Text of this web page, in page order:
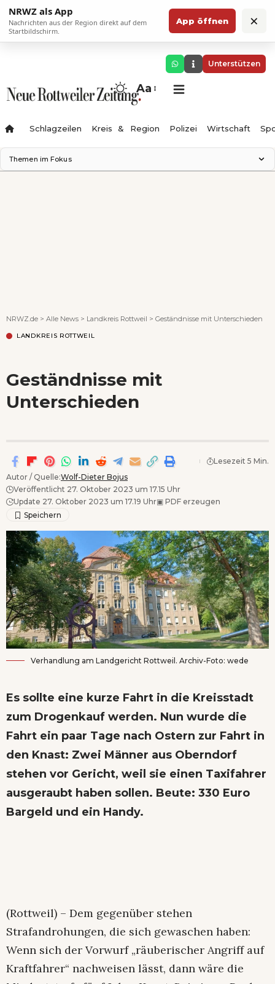
NRWZ als App
Nachrichten aus der Region direkt auf dem
Startbildschirm.
App öffnen ×
Unterstützen
Aa
Schlagzeilen Kreis & Region Polizei Wirtschaft
Themen im Fokus
NRWZ.de > Alle News > Landkreis Rottweil > Geständnisse mit Unterschieden
LANDKREIS ROTTWEIL
Geständnisse mit
Unterschieden
Autor / Quelle:Wolf-Dieter Bojus
Veröffentlicht 27. Oktober 2023 um 17.15 Uhr
Update 27. Oktober 2023 um 17.19 Uhr▣ PDF erzeugen
Lesezeit 5 Min.
Verhandlung am Landgericht Rottweil. Archiv-Foto: wede
Es sollte eine kurze Fahrt in die Kreisstadt
zum Drogenkauf werden. Nun wurde die
Fahrt ein paar Tage nach Ostern zur Fahrt in
den Knast: Zwei Männer aus Oberndorf
stehen vor Gericht, weil sie einen Taxifahrer
ausgeraubt haben sollen. Beute: 330 Euro
Bargeld und ein Handy.
(Rottweil) – Dem gegenüber stehen
Strafandrohungen, die sich gewaschen haben:
Wenn sich der Vorwurf „räuberischer Angriff auf
Kraftfahrer“ nachweisen lässt, dann wäre die